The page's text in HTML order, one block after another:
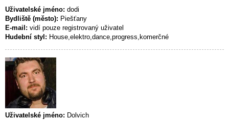
Uživatelské jméno: dodi
Bydliště (město): Piešťany
E-mail: vidí pouze registrovaný uživatel
Hudební styl: House,elektro,dance,progress,komerčné
Uživatelské jméno: Dolvich